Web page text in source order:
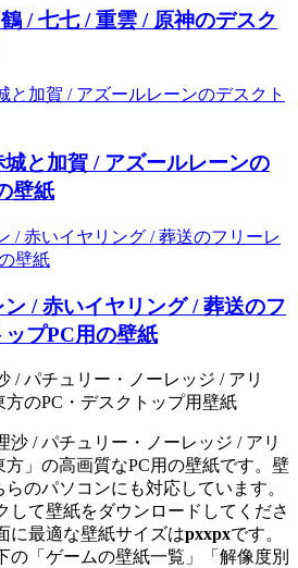
/ 七七 / 重雲 / 原神のデスク
と加賀 / アズールレーンの
壁紙
/ 赤いイヤリング / 葬送のフ
プPC用の壁紙
/ パチュリー・ノーレッジ / アリ
のPC・デスクトップ用壁紙
沙 / パチュリー・ノーレッジ / アリ
」の高画質なPC用の壁紙です。壁
らのパソコンにも対応しています。
して壁紙をダウンロードしてくださ
に最適な壁紙サイズはpxxpxです。
の「ゲームの壁紙一覧」「解像度別